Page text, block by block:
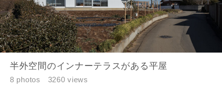
半外空間のインナーテラスがある平屋
8 photos 3260 views